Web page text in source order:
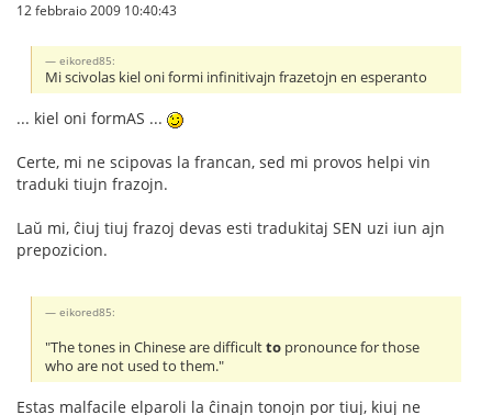
12 febbraio 2009 10:40:43
eikored85:
Mi scivolas kiel oni formi infinitivajn frazetojn en esperanto
... kiel oni formAS ...
Certe, mi ne scipovas la francan, sed mi provos helpi vin
traduki tiujn frazojn.
Laŭ mi, ĉiuj tiuj frazoj devas esti tradukitaj SEN uzi iun ajn
prepozicion.
eikored85:
"The tones in Chinese are difficultto pronounce for those
who are not used to them."
Estas malfacile elparoli la ĉinajn tonojn por tiuj, kiuj ne